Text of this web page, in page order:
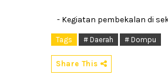
- Kegiatan pembekalan di
Tags # Daerah # Dompu
Share This